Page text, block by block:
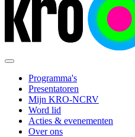
Programma's
Presentatoren
Mijn KRO-NCRV
Word lid
Acties & evenementen
Over ons